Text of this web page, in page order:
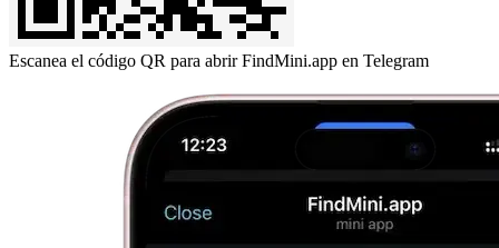
Escanea el código QR para abrir FindMini.app en Telegram